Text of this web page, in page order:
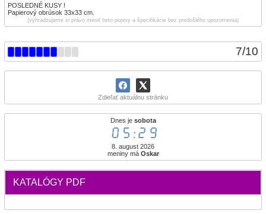
7/10
Zdieľať aktuálnu stránku
Dnes je sobota
05:29
8. august 2026
meniny má Oskar
KATALÓGY PDF
POSLEDNÉ KUSY !
Papierový obrúsok 33x33 cm.
(vyhradzujeme si právo meniť tieto popisy a špecifikácie bez predošlého upozornenia)